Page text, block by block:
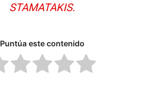
STAMATAKIS.
Puntúa este contenido